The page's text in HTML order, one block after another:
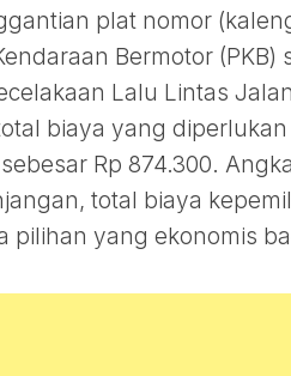
plat nomor
Bermotor (PKB)
Lalu Lintas
biaya yang
Rp 874.300.
total biaya
pilihan yang ekonomis